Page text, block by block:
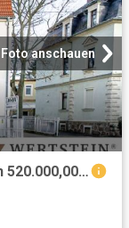
Foto anschauen
Haus zum Kaufen in Dresden Mickten 520.000,00 EUR 315 m²